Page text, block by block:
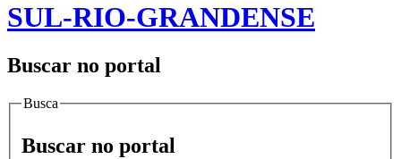
SUL-RIO-GRANDENSE
Buscar no portal
Busca
Buscar no portal